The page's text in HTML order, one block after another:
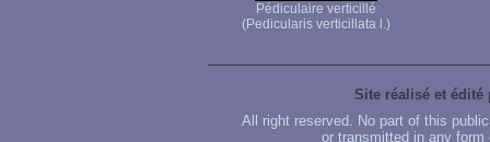
Pédiculaire verticillé
(Pedicularis verticillata l.)
Site réalisé et édité
All right reserved. No part of this
or transmitted in any